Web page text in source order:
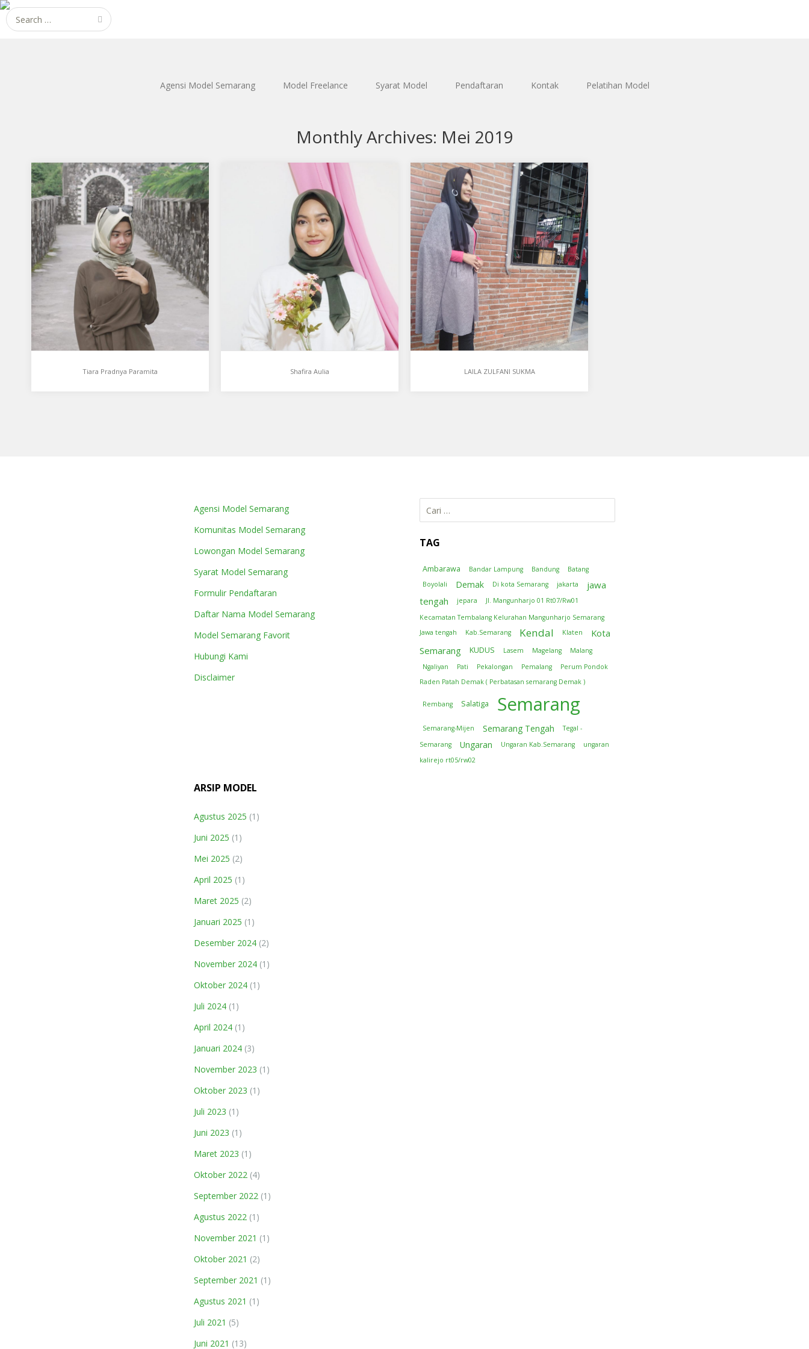
Search
for:
Agensi Model Semarang Model Freelance Syarat Model Pendaftaran Kontak Pelatihan Model
Monthly Archives: Mei 2019
Tiara Pradnya Paramita
Aku mendukung Tiara Pradnya
Paramita Sebagai Model Favorit0
UIN Walisongo 2015 Unissula 2016 23
February…
Tiara Pradnya Paramita
Shafira Aulia
Aku mendukung Shafira Aulia
Sebagai Model Favorit1 Tempat,
Tanggal Lahir : Jakarta, 18 Agustus
Shafira Aulia
LAILA ZULFANI SUKMA
Aku mendukung LAILA ZULFANI
SUKMA Sebagai Model Favorit0
Tempat, tanggal lahir : KENDAL, 13
Maret…
LAILA ZULFANI SUKMA
Agensi Model Semarang
Komunitas Model Semarang
Lowongan Model Semarang
Syarat Model Semarang
Formulir Pendaftaran
Daftar Nama Model Semarang
Model Semarang Favorit
Hubungi Kami
Disclaimer
Cari
untuk:
TAG
Ambarawa Bandar Lampung Bandung
Batang
Boyolali
Demak Di kota Semarang jakarta
jawa
tengah
jepara
Jl. Mangunharjo 01 Rt07/Rw01
Kecamatan Tembalang Kelurahan Mangunharjo Semarang
Jawa tengah
Kab.Semarang Kendal Klaten
Kota
Semarang
KUDUS Lasem Magelang
Malang
Ngaliyan
Pati Pekalongan Pemalang
Perum Pondok
Raden Patah Demak ( Perbatasan semarang Demak )
Rembang Salatiga Semarang
Semarang-Mijen Semarang Tengah
Tegal -
Semarang
Ungaran Ungaran Kab.Semarang
ungaran
kalirejo rt05/rw02
ARSIP MODEL
Agustus 2025 (1)
Juni 2025 (1)
Mei 2025 (2)
April 2025 (1)
Maret 2025 (2)
Januari 2025 (1)
Desember 2024 (2)
November 2024 (1)
Oktober 2024 (1)
Juli 2024 (1)
April 2024 (1)
Januari 2024 (3)
November 2023 (1)
Oktober 2023 (1)
Juli 2023 (1)
Juni 2023 (1)
Maret 2023 (1)
Oktober 2022 (4)
September 2022 (1)
Agustus 2022 (1)
November 2021 (1)
Oktober 2021 (2)
September 2021 (1)
Agustus 2021 (1)
Juli 2021 (5)
Juni 2021 (13)